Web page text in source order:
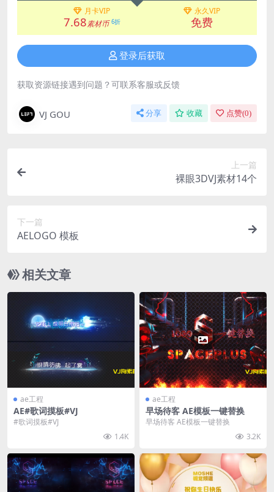
月卡VIP
7.68素材币 6折
永久VIP
免费
登录后获取
获取资源链接遇到问题？可联系客服或反馈
VJ GOU 分享 收藏 点赞(0)
上一篇
裸眼3DVJ素材14个
下一篇
AELOGO 模板
相关文章
ae工程
AE#歌词摸板#VJ
#歌词摸板#VJ
1.4K
ae工程
早场待客 AE模板一键替换
早场待客 AE模板一键替换
3.2K